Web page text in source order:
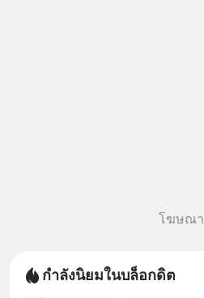
โฆษณา
กำลังนิยมในบล็อกดิต